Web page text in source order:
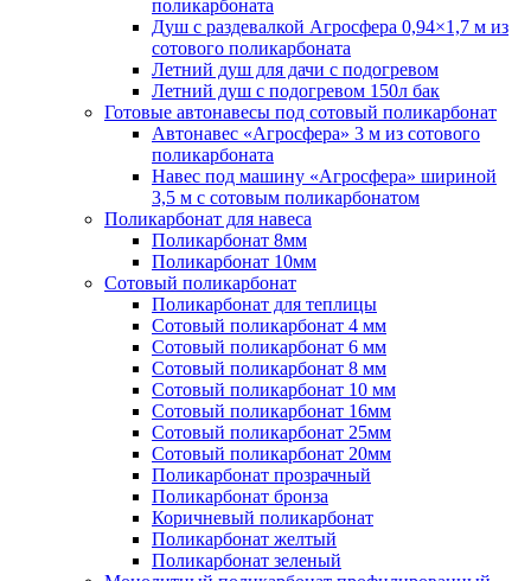
поликарбоната
Душ с раздевалкой Агросфера 0,94×1,7 м из
сотового поликарбоната
Летний душ для дачи с подогревом
Летний душ с подогревом 150л бак
Готовые автонавесы под сотовый поликарбонат
Автонавес «Агросфера» 3 м из сотового
поликарбоната
Навес под машину «Агросфера» шириной
3,5 м с сотовым поликарбонатом
Поликарбонат для навеса
Поликарбонат 8мм
Поликарбонат 10мм
Сотовый поликарбонат
Поликарбонат для теплицы
Сотовый поликарбонат 4 мм
Сотовый поликарбонат 6 мм
Сотовый поликарбонат 8 мм
Сотовый поликарбонат 10 мм
Сотовый поликарбонат 16мм
Сотовый поликарбонат 25мм
Сотовый поликарбонат 20мм
Поликарбонат прозрачный
Поликарбонат бронза
Коричневый поликарбонат
Поликарбонат желтый
Поликарбонат зеленый